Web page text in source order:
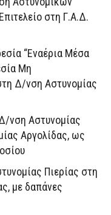
στη Γ.Α.Δ.
“Εναέρια Μέσα
Μη
Δ/νση Αστυνομίας
νση Αστυνομίας
Αργολίδας, ως
Πιερίας στη
με δαπάνες